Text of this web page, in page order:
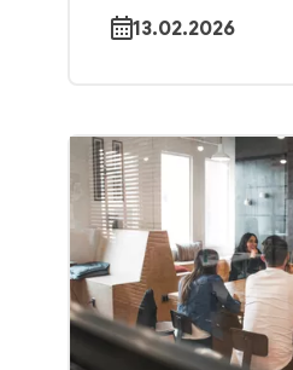
13.02.2026